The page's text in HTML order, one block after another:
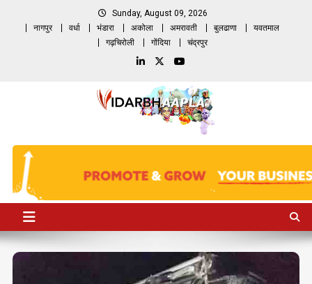
Sunday, August 09, 2026
नागपुर
वर्धा भंडारा अकोला अमरावती बुलढाणा
यवतमाल
गढ़चिरोली
गोंदिया चंद्रपुर